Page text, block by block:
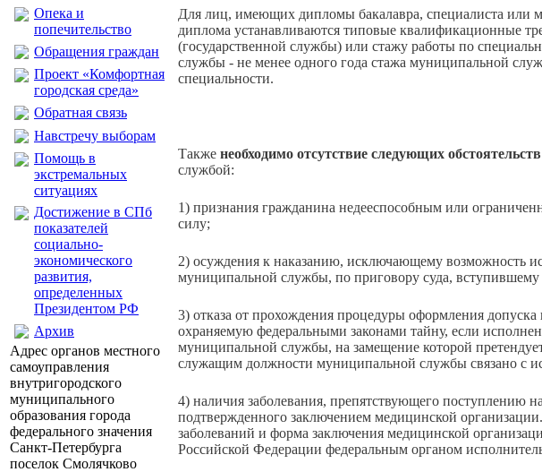
Опека и
попечительство
Обращения граждан
Проект «Комфортная
городская среда»
Обратная связь
Навстречу выборам
Помощь в
экстремальных
ситуациях
Достижение в СПб
показателей
социально-
экономического
развития,
определенных
Президентом РФ
Архив
Адрес органов местного
самоуправления
внутригородского
муниципального
образования города
федерального значения
Санкт-Петербурга
поселок Смолячково
Для лиц, имеющих дипломы бакалавра, специалиста или
диплома устанавливаются типовые квалификационные
(государственной службы) или стажу работы по
службы - не менее одного года стажа муниципальной
специальности.
Также необходимо отсутствие следующих обстоятельств
службой:
1) признания гражданина недееспособным или
силу;
2) осуждения к наказанию, исключающему возможность
муниципальной службы, по приговору суда, вступившему
3) отказа от прохождения процедуры оформления
охраняемую федеральными законами тайну, если
муниципальной службы, на замещение которой
служащим должности муниципальной службы связано с
4) наличия заболевания, препятствующего
подтвержденного заключением медицинской
заболеваний и форма заключения медицинской
Российской Федерации федеральным органом